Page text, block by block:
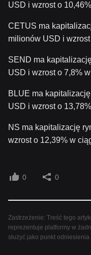
USD i wzrost o
CETUS ma
milionów USD i
SEND ma
USD i wzrost o 7,8%
BLUE ma
USD i wzrost o
NS ma kapitalizację
wzrost o 12,39% w
0 0
Zastrzeżenie: Treść tego
reprezentuje platformy w
służyć jako punkt